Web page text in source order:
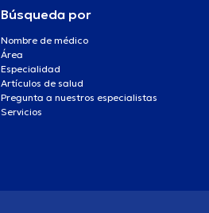
Búsqueda por
Nombre de médico
Área
Especialidad
Artículos de salud
Pregunta a nuestros especialistas
Servicios